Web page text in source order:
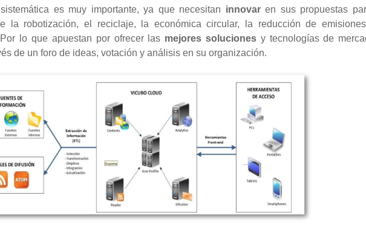
es muy importante, ya que necesitan innovar en sus propuestas
la robotización, el reciclaje, la económica circular, la reducción de
lo que apuestan por ofrecer las mejores solucionesy tecnologías de
de un foro de ideas, votación y análisis en su organización.